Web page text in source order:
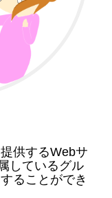
供するWebサ
しているグル
ることができ